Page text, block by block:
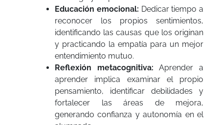
Educación emocional: Dedicar tiempo a
reconocer los propios sentimientos,
identificando las causas que los originan
y practicando la empatía para un mejor
entendimiento mutuo.
Reflexión metacognitiva: Aprender a
aprender implica examinar el propio
pensamiento, identificar debilidades y
fortalecer las áreas de mejora,
generando confianza y autonomía en el